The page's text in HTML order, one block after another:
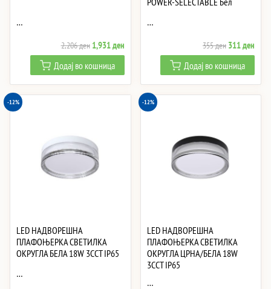
…
2,206ден Original
price
was:
2,206 ден.
1,931денCurrent
price
is:
1,931 ден.
Додај во кошница
…
355ден Original
price
was:
355 ден.
311ден
price
is:
311
Додај во кошница
-12%
LED НАДВОРЕШНА
ПЛАФОЊЕРКА СВЕТИЛКА
ОКРУГЛА БЕЛА 18W 3CCT IP65
…
-12%
LED НАДВОРЕШНА
ПЛАФОЊЕРКА СВЕТИЛКА
ОКРУГЛА ЦРНА/БЕЛА 18W
3CCT IP65
…